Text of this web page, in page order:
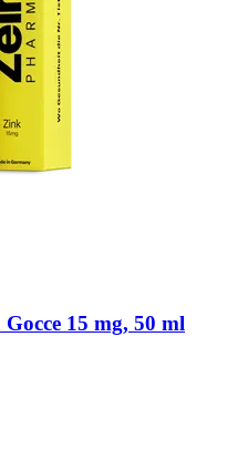
15 mg, 50 ml